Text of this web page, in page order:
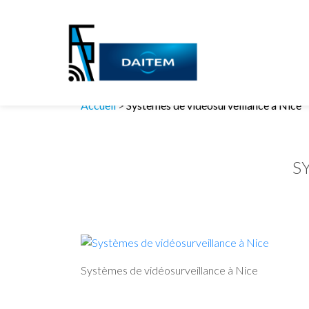
Accueil > Systèmes de vidéosurveillance à Nice
Systèmes de vidéosurveillance à Nice